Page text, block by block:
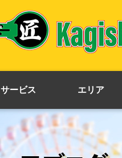
サービス エリア